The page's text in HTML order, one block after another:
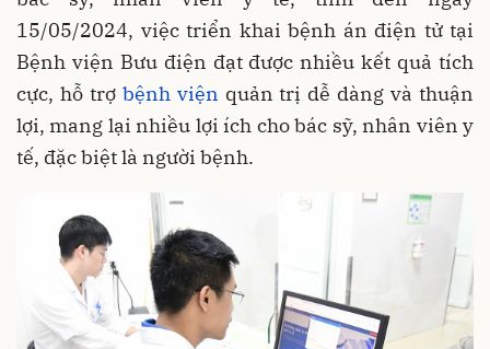
15/05/2024, việc triển khai bệnh án điện tử tại
Bệnh viện Bưu điện đạt được nhiều kết quả tích
cực, hỗ trợ bệnh viện quản trị dễ dàng và thuận
lợi, mang lại nhiều lợi ích cho bác sỹ, nhân viên y
tế, đặc biệt là người bệnh.